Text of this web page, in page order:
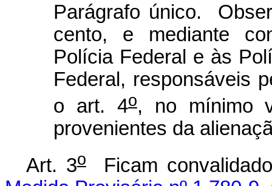
Parágrafo único.
cento, e mediante
Polícia Federal e às
Federal, responsáveis
o art. 4o, no mínimo
provenientes da
Art. 3oFicam